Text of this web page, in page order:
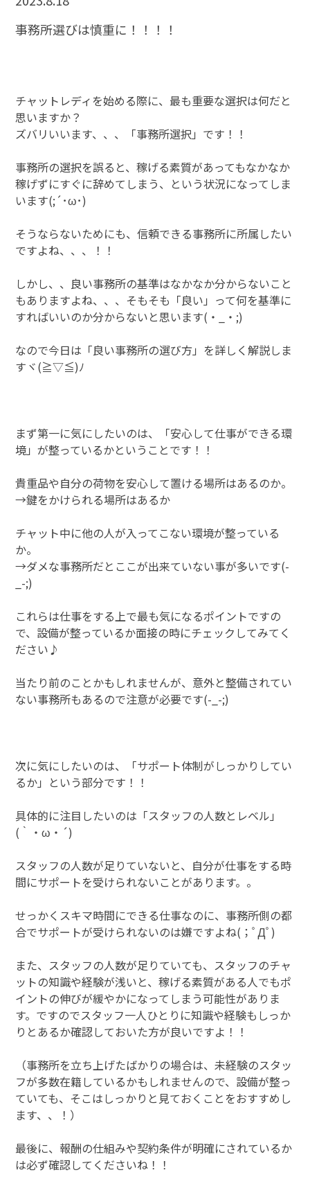
事務所選びは慎重に！！！！
チャットレディを始める際に、最も重要な選択は何だと
思いますか？
ズバリいいます、、、「事務所選択」です！！
事務所の選択を誤ると、稼げる素質があってもなかなか
稼げずにすぐに辞めてしまう、という状況になってしま
います(;´･ω･)
そうならないためにも、信頼できる事務所に所属したい
ですよね、、、！！
しかし、、良い事務所の基準はなかなか分からないこと
もありますよね、、、そもそも「良い」って何を基準に
すればいいのか分からないと思います(・_・;)
なので今日は「良い事務所の選び方」を詳しく解説しま
すヾ(≧▽≦)ﾉ
まず第一に気にしたいのは、「安心して仕事ができる環
境」が整っているかということです！！
貴重品や自分の荷物を安心して置ける場所はあるのか。
→鍵をかけられる場所はあるか
チャット中に他の人が入ってこない環境が整っている
か。
→ダメな事務所だとここが出来ていない事が多いです(-
_-;)
これらは仕事をする上で最も気になるポイントですの
で、設備が整っているか面接の時にチェックしてみてく
ださい♪
当たり前のことかもしれませんが、意外と整備されてい
ない事務所もあるので注意が必要です(-_-;)
次に気にしたいのは、「サポート体制がしっかりしてい
るか」という部分です！！
具体的に注目したいのは「スタッフの人数とレベル」
(｀・ω・´)
スタッフの人数が足りていないと、自分が仕事をする時
間にサポートを受けられないことがあります。。
せっかくスキマ時間にできる仕事なのに、事務所側の都
合でサポートが受けられないのは嫌ですよね(；ﾟДﾟ)
また、スタッフの人数が足りていても、スタッフのチャ
ットの知識や経験が浅いと、稼げる素質がある人でもポ
イントの伸びが緩やかになってしまう可能性がありま
す。ですのでスタッフ一人ひとりに知識や経験もしっか
りとあるか確認しておいた方が良いですよ！！
（事務所を立ち上げたばかりの場合は、未経験のスタッ
フが多数在籍しているかもしれませんので、設備が整っ
ていても、そこはしっかりと見ておくことをおすすめし
ます、、！）
最後に、報酬の仕組みや契約条件が明確にされているか
は必ず確認してくださいね！！